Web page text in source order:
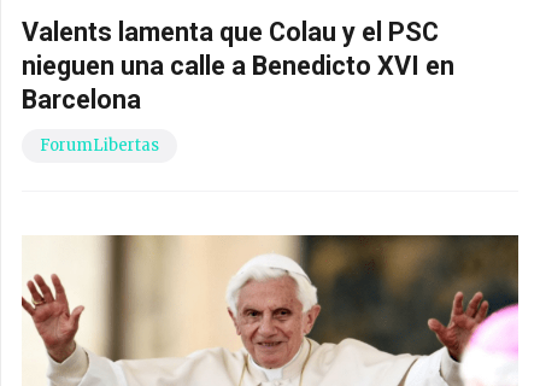
Valents lamenta que Colau y el PSC
nieguen una calle a Benedicto XVI en
Barcelona
ForumLibertas